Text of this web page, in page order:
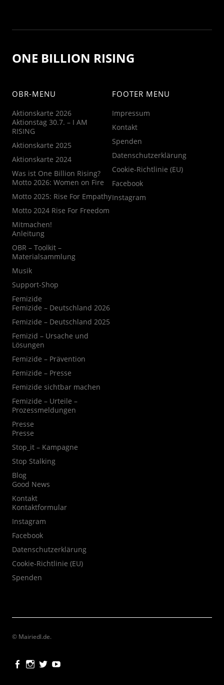
ONE BILLION RISING
OBR-MENU
Aktionskarte 2026
Aktionstag 30.7. – I AM
RISING
Aktionskarte 2025
Aktionskarte 2024
Was ist One Billion Rising?
Motto 2026: Women on Fire
Motto 2025: Rise For Empathy
Motto 2024 Rise For Freedom
Mitmachen!
Anleitung
OBR – Toolkit –
Materialsammlung
Musik
Support-Shop
Femizide
Femizide – Deutschland 2026
Femizide – Deutschland 2025
Femizid – Ursache und
Lösungen
Femizide – Prävention
Femizide – Presse
Femizide sichtbar machen
Femizide – Urteile –
Prozessmeldungen
Presse
Presse
Stop_it – Kampagne
Stop Stalking
Blog
Good News
Kontakt
Kontaktformular
Instagram
Facebook
Datenschutzerklärung
Cookie-Richtlinie (EU)
Spenden
FOOTER MENU
Impressum
Kontakt
Spenden
Datenschutzerklärung
Cookie-Richtlinie (EU)
Facebook
Instagram
© Mairiedl.de